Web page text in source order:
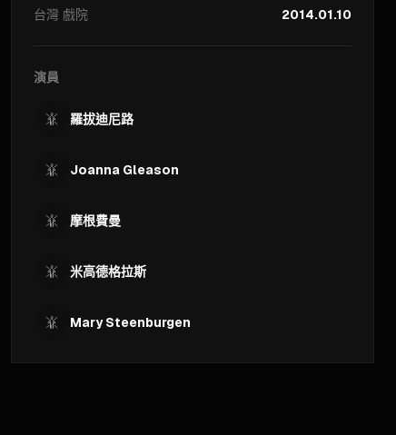
台灣 戲院 2014.01.10
演員
羅拔迪尼路
Joanna Gleason
摩根費曼
米高德格拉斯
Mary Steenburgen